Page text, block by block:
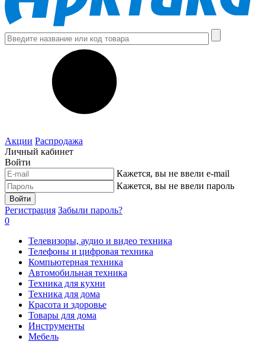
Акции Распродажа
Личный кабинет
Войти
Кажется, вы не ввели e-mail
Кажется, вы не ввели пароль
Войти
Регистрация Забыли пароль?
0
Телевизоры, аудио и видео техника
Телефоны и цифровая техника
Компьютерная техника
Автомобильная техника
Техника для кухни
Техника для дома
Красота и здоровье
Товары для дома
Инструменты
Мебель